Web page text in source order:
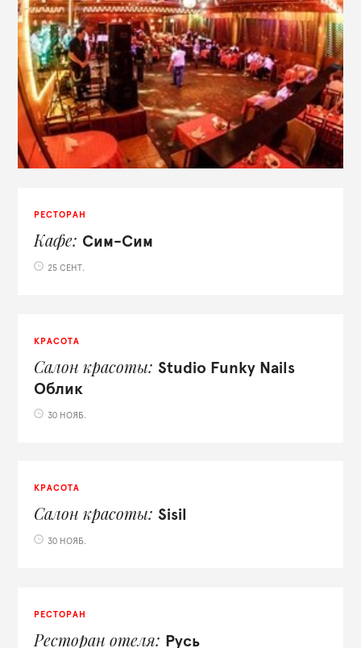
РЕСТОРАН
Кафе Сим-Сим
25 СЕНТ.
КРАСОТА
Салон красоты
Studio Funky Nails
Облик
30 НОЯБ.
КРАСОТА
Салон красоты Sisil
30 НОЯБ.
РЕСТОРАН
Ресторан отеля Русь